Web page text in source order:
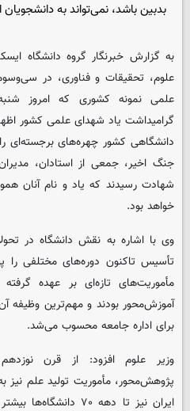
بدبین باشد، نمی‌تواند به
به گزارش خبرنگار گروه دانشگاه
علوم، تحقیقات و فناوری، در
گرامیداشت یاد شهدای علمی کشور
دانشگاهی کشور چهره‌های برجسته‌ای
جنگ اخیر، جمعی از استادان،
شهادت رسیدند که یاد و نام آنان
خواهد بود.
وی با اشاره به نقش دانشگاه در
تأسیس تاکنون دوره‌های مختلفی
مأموریت‌های تازه‌ای بر عهده
آموزش‌محور بودند و مهم‌ترین وظیفه
برای اداره جامعه محسوب می‌شد.
وزیر علوم افزود: از قرن
پژوهش‌محور، مأموریت تولید علم نیز
ایران نیز تا دهه ۷۰